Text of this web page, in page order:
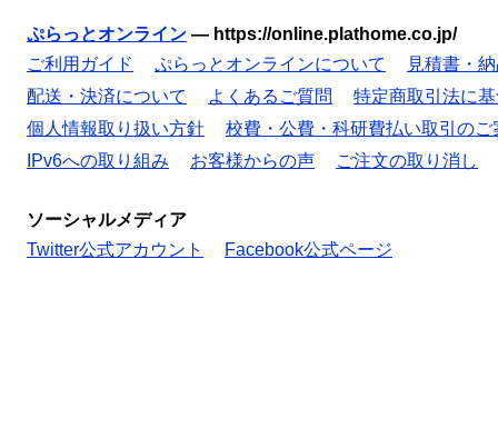
ぷらっとオンライン — https://online.plathome.co.jp/
ご利用ガイド
ぷらっとオンラインについて
見積書・
配送・決済について
よくあるご質問
特定商取引法に
個人情報取り扱い方針
校費・公費・科研費払い取引のご
IPv6への取り組み
お客様からの声 ご注文の取り消し
ソーシャルメディア
Twitter公式アカウント
Facebook公式ページ